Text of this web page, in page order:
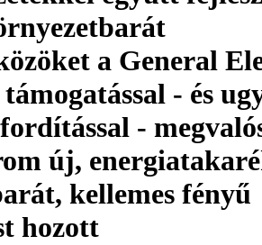
a General
- és
-
új,
kellemes fényű
hozott